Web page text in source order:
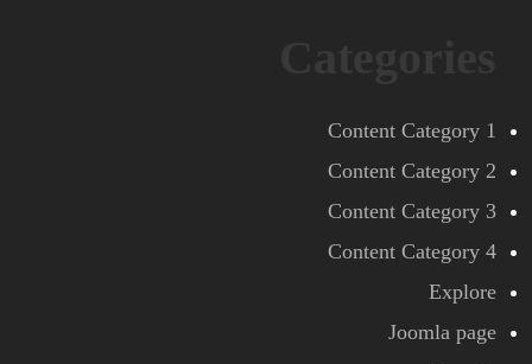
Content Category 1
Content Category 2
Content Category 3
Content Category 4
Explore
Joomla page